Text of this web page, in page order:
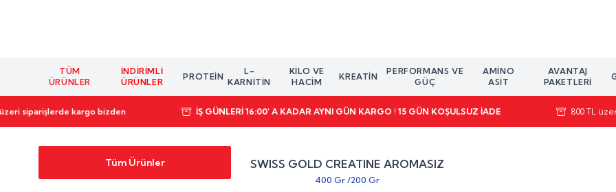
TÜM
ÜRÜNLER
İNDIRIMLI
ÜRÜNLER
PROTEIN
L-
KARNİTİN
KILO VE
HACIM
KREATIN
PERFORMANS VE
GÜÇ
AMINO
ASIT
AVANTAJ
PAKETLERI
siparişlerde kargo bizden İŞ GÜNLERİ 16:00' A KADAR AYNI GÜN KARGO ! 15 GÜN KOŞULSUZ İADE 800 TL
Tüm Ürünler indirim
SWISS GOLD CREATINE AROMASIZ
400 Gr /200 Gr